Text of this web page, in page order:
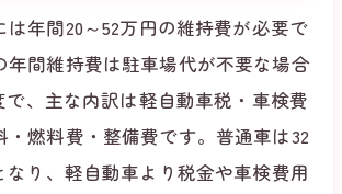
は年間20～52万円の維持費が必要で
年間維持費は駐車場代が不要な場合
で、主な内訳は軽自動車税・車検費
・燃料費・整備費です。普通車は32
なり、軽自動車より税金や車検費用